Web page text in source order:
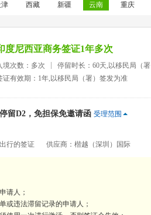
津 西藏 新疆 云南 重庆
度尼西亚商务签证1年多次
境次数：多次
停留时长：60天,以移民局（
证有效期：1年,以移民局（署）签发为准
留D2，免担保免邀请函 受理范围
出行的签证 供应商：楷越（深圳）国际
请人；
或违法滞留记录的申请人；